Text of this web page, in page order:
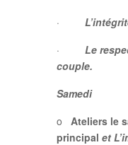
·
· Le
couple.
Samedi
o Ateliers le
principal et